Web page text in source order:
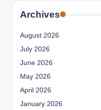
Archives
August 2026
July 2026
June 2026
May 2026
April 2026
January 2026